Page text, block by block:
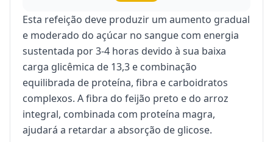
Esta refeição deve produzir um aumento gradual
e moderado do açúcar no sangue com energia
sustentada por 3-4 horas devido à sua baixa
carga glicêmica de 13,3 e combinação
equilibrada de proteína, fibra e carboidratos
complexos. A fibra do feijão preto e do arroz
integral, combinada com proteína magra,
ajudará a retardar a absorção de glicose.